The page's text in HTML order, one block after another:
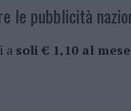
le pubblicità
a soli € 1,10 al mese